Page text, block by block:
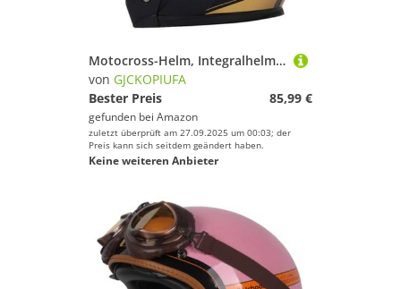
Motocross-Helm, Integralhelm Mit Doppelvisier ECE 22.06 Zertifiziert Motorradhelm Klapphelm Fullface Helm Für Männer Und Frauen I,L/(59~60cm)
von GJCKOPIUFA
Bester Preis
85,99 €
gefunden bei Amazon
zuletzt überprüft am 27.09.2025 um 00:03; der
Preis kann sich seitdem geändert haben.
Keine weiteren Anbieter